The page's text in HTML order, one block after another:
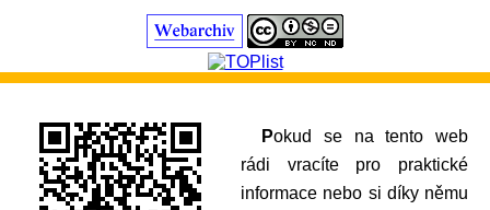
Pokud se na tento web
rádi vracíte pro praktické
informace nebo si díky němu